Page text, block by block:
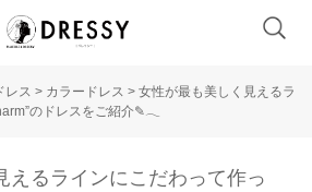
レス > カラードレス > 女性が最も美しく見えるラ
のドレスをご紹介✎𓂃
えるラインにこだわって作っ